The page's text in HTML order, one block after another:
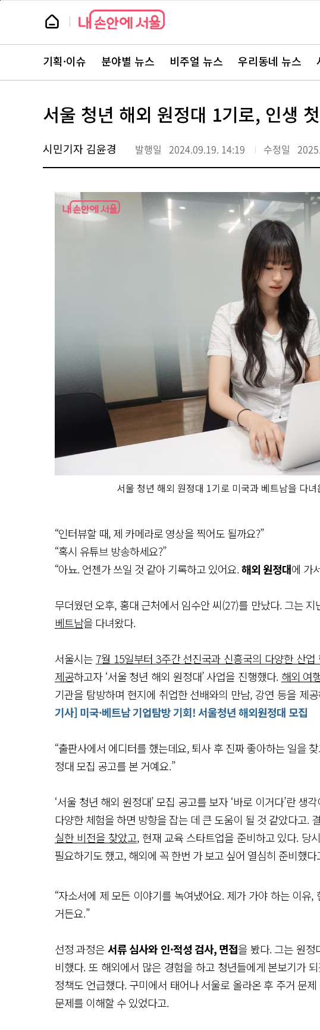
본
뉴
스
뉴
스
주
서
바
로
기획·이슈 분야별 뉴스 비주얼 뉴스 우리동네 뉴스
서울 청년 해외 원정대 1기로, 인생
시민기자 김윤경 발행일 2024.09.19. 14:19 수정일
서울 청년 해외 원정대 1기로 미국과 베트남을 다
“인터뷰할 때, 제 카메라로 영상을 찍어도 될까요?”
“혹시 유튜브 방송하세요?”
“아뇨. 언젠가 쓰일 것 같아 기록하고 있어요.해외 원정대에 가
무더웠던 오후, 홍대 근처에서 임수안 씨(27)를 만났다. 그는 지
베트남을 다녀왔다.
서울시는 7월 15일부터 3주간 선진국과 신흥국의 다양한 산
제공하고자 ‘서울 청년 해외 원정대’ 사업을 진행했다. 해외 여
기관을 탐방하며 현지에 취업한 선배와의 만남, 강연 등을 제
기사] 미국·베트남 기업탐방 기회! 서울청년 해외원정대 모집
“출판사에서 에디터를 했는데요, 퇴사 후 진짜 좋아하는 일을
정대 모집 공고를 본 거예요.”
‘서울 청년 해외 원정대’ 모집 공고를 보자 ‘바로 이거다’란 생
다양한 체험을 하면 방향을 잡는 데 큰 도움이 될 것 같았다고.
실한 비전을 찾았고, 현재 교육 스타트업을 준비하고 있다. 당
필요하기도 했고, 해외에 꼭 한번 가 보고 싶어 열심히 준비했다
“자소서에 제 모든 이야기를 녹여냈어요. 제가 가야 하는 이유
거든요.”
선정 과정은서류 심사와 인·적성 검사, 면접을 봤다. 그는 원정
비했다. 또 해외에서 많은 경험을 하고 청년들에게 본보기가
정책도 언급했다. 구미에서 태어나 서울로 올라온 후 주거 문
문제를 이해할 수 있었다고.
페